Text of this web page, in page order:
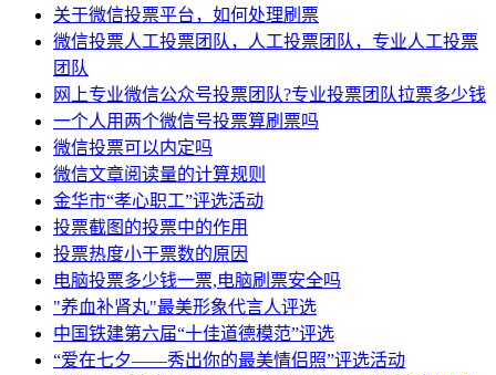
关于微信投票平台，如何处理刷票
微信投票人工投票团队，人工投票团队，专业人工投票
团队
网上专业微信公众号投票团队?专业投票团队拉票多少钱
一个人用两个微信号投票算刷票吗
微信投票可以内定吗
微信文章阅读量的计算规则
金华市“孝心职工”评选活动
投票截图的投票中的作用
投票热度小于票数的原因
电脑投票多少钱一票,电脑刷票安全吗
"养血补肾丸"最美形象代言人评选
中国铁建第六届“十佳道德模范”评选
“爱在七夕——秀出你的最美情侣照”评选活动